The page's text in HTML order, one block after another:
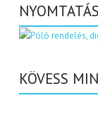
KÖVESS